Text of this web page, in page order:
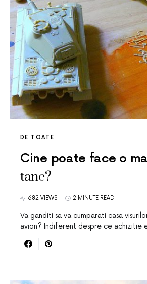
DE TOATE
Cine poate face o
tanc?
682 VIEWS 2 MINUTE READ
Va ganditi sa va cumparati casa
avion? Indiferent despre ce achizitie